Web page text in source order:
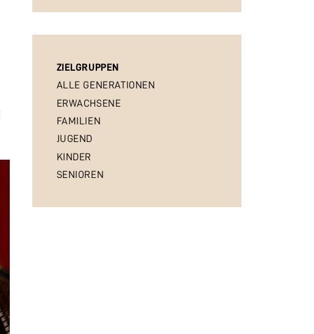
ZIELGRUPPEN
ALLE GENERATIONEN
ERWACHSENE
FAMILIEN
JUGEND
KINDER
SENIOREN